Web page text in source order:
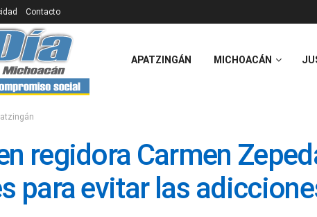
Contacto
APATZINGÁN MICHOACÁN
regidora Carmen
para evitar las